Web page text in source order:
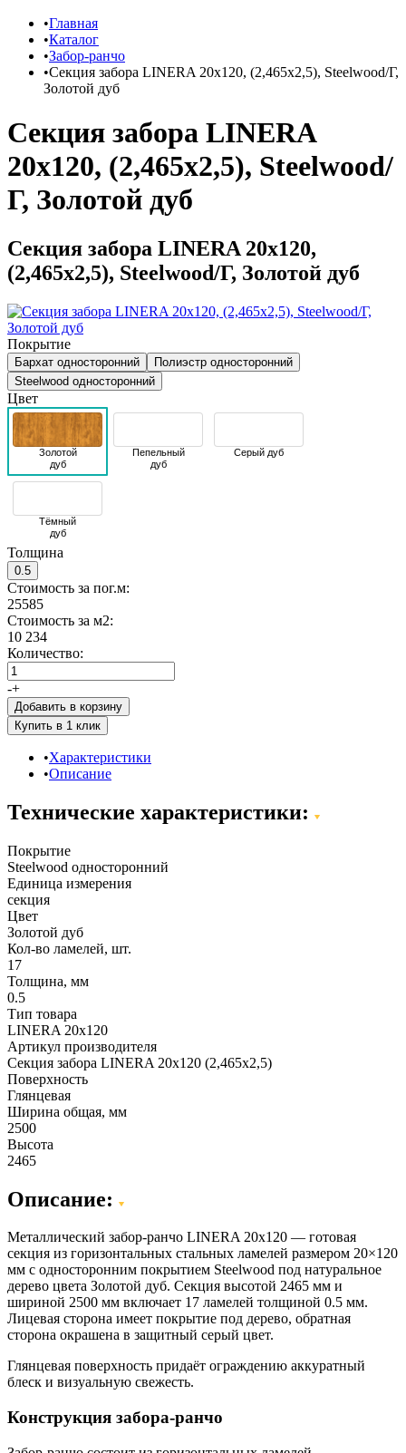
Главная
Каталог
Забор-ранчо
Секция забора LINERA 20х120, (2,465х2,5), Steelwood/Г,
Золотой дуб
Секция забора LINERA
20х120, (2,465х2,5), Steelwood/
Г, Золотой дуб
Секция забора LINERA 20х120,
(2,465х2,5), Steelwood/Г, Золотой дуб
Покрытие
Бархат односторонний
Полиэстр односторонний
Steelwood односторонний
Цвет
Золотой
дуб
Пепельный
дуб
Серый дуб
Тёмный
дуб
Толщина
0.5
Стоимость за пог.м:
25585
Стоимость за м2:
10 234
Количество:
-+
Добавить в корзину
Характеристики
Описание
Технические характеристики:
Покрытие
Steelwood односторонний
Единица измерения
секция
Цвет
Золотой дуб
Кол-во ламелей, шт.
17
Толщина, мм
0.5
Тип товара
LINERA 20х120
Артикул производителя
Секция забора LINERA 20х120 (2,465х2,5)
Поверхность
Глянцевая
Ширина общая, мм
2500
Высота
2465
Описание:
Металлический забор-ранчо LINERA 20х120 — готовая
секция из горизонтальных стальных ламелей размером 20×120
мм с односторонним покрытием Steelwood под натуральное
дерево цвета Золотой дуб. Секция высотой 2465 мм и
шириной 2500 мм включает 17 ламелей толщиной 0.5 мм.
Лицевая сторона имеет покрытие под дерево, обратная
сторона окрашена в защитный серый цвет.
Глянцевая поверхность придаёт ограждению аккуратный
блеск и визуальную свежесть.
Конструкция забора-ранчо